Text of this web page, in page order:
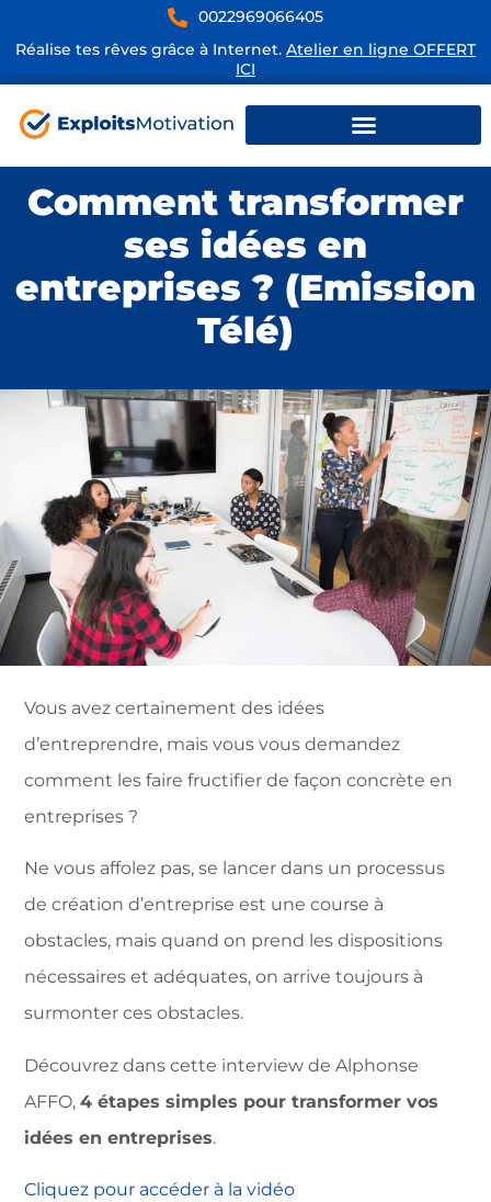
0022969066405
Réalise tes rêves grâce à Internet. Atelier en ligne OFFERT
ICI
Comment transformer
ses idées en
entreprises ? (Emission
Télé)
Vous avez certainement des idées
d’entreprendre, mais vous vous demandez
comment les faire fructifier de façon concrète en
entreprises ?
Ne vous affolez pas, se lancer dans un processus
de création d’entreprise est une course à
obstacles, mais quand on prend les dispositions
nécessaires et adéquates, on arrive toujours à
surmonter ces obstacles.
Découvrez dans cette interview de Alphonse
AFFO,4 étapes simples pour transformer vos
idées en entreprises.
Cliquez pour accéder à la vidéo